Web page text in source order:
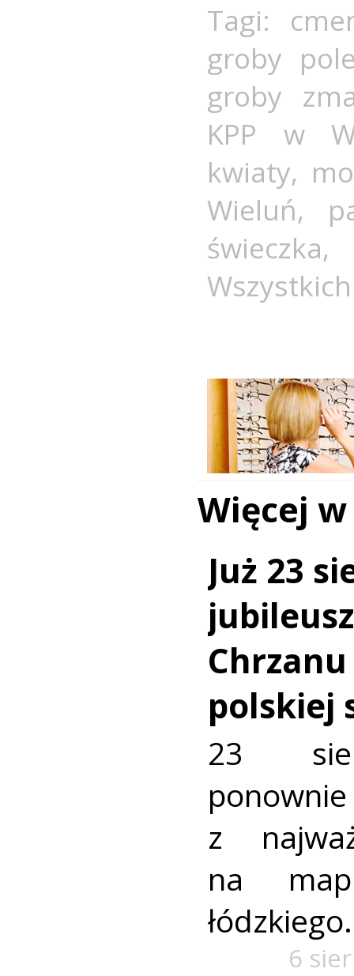
Tagi:
groby
groby
KPP w
kwiaty,
Wieluń,
świeczka
Więcej
Już 23
polskiej
23
z
na
łódzkiego.
6